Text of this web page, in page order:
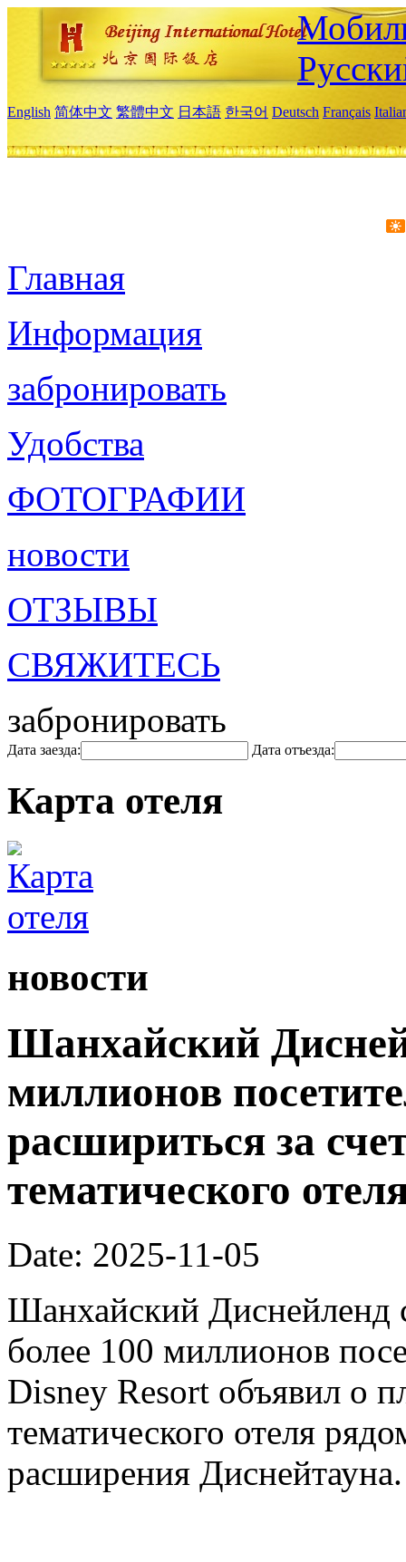
English 简体中文 繁體中文 日本語 한국어 Deutsch Français
Главная
Информация
забронировать
Удобства
ФОТОГРАФИИ
новости
ОТЗЫВЫ
СВЯЖИТЕСЬ
забронировать
Дата заезда: Дата отъезда:
Карта отеля
новости
Шанхайский
миллионов
расшириться за
тематического
Date: 2025-11-05
Шанхайский Диснейленд
более 100 миллионов
Disney Resort объявил о
тематического отеля
расширения Диснейтауна.